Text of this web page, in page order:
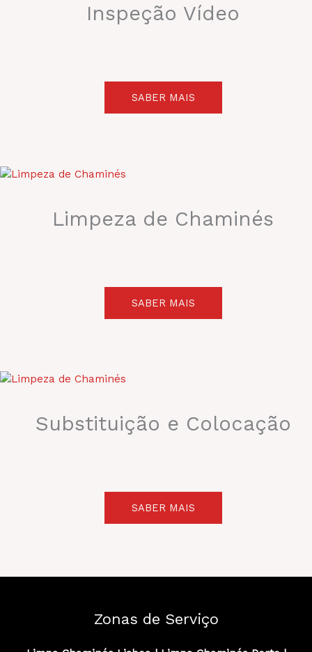
Inspeção Vídeo
SABER MAIS
Limpeza de Chaminés
SABER MAIS
Substituição e Colocação
SABER MAIS
Zonas de Serviço